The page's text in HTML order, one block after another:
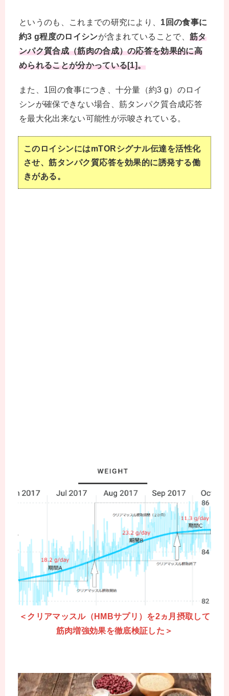
というのも、これまでの研究により、 1回の食事に
約3 g程度のロイシンが含まれていることで、筋タ
ンパク質合成（筋肉の合成）の応答を効果的に高
められることが分かっている[1]。
また、1回の食事につき、十分量（約3 g）のロイ
シンが確保できない場合、筋タンパク質合成応答
を最大化出来ない可能性が示唆されている。
このロイシンにはmTORシグナル伝達を活性化
させ、筋タンパク質応答を効果的に誘発する働
きがある。
＜クリアマッスル（HMBサプリ）を2ヵ月摂取して
筋肉増強効果を徹底検証した＞